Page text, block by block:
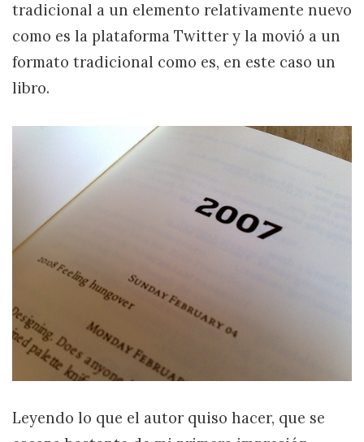
tradicional a un elemento relativamente nuevo
como es la plataforma Twitter y la movió a un
formato tradicional como es, en este caso un
libro.
Leyendo lo que el autor quiso hacer, que se